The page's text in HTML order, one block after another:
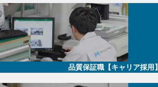
品質保証職【キャリア採用】